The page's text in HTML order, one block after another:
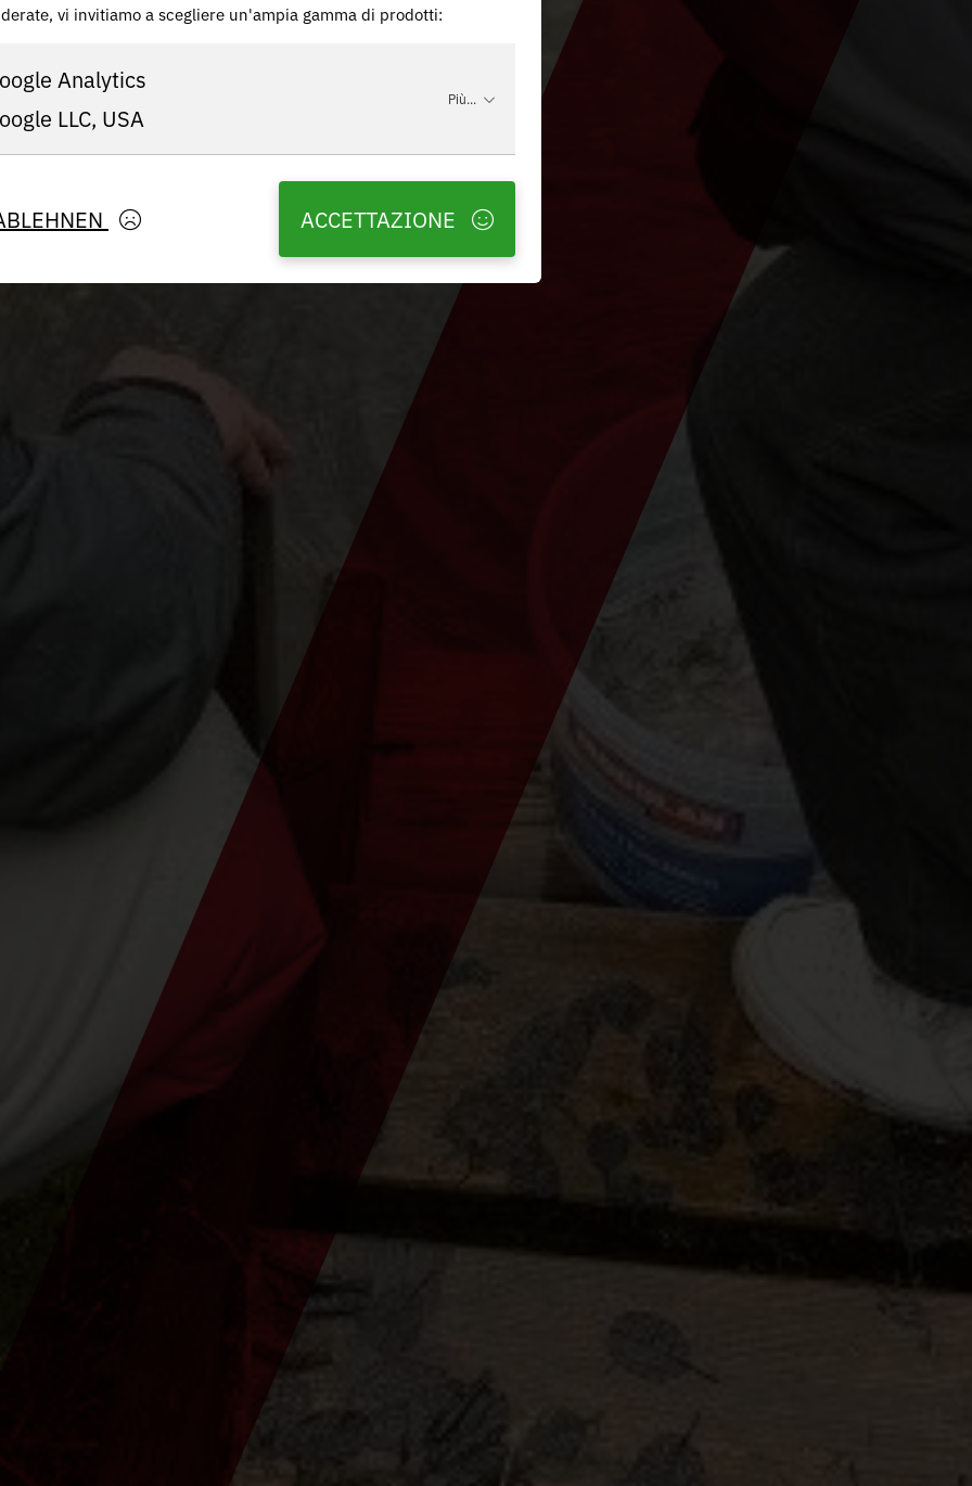
vi invitiamo a scegliere un'ampia gamma di prodotti:
Analytics
LLC, USA
Più...
ACCETTAZIONE